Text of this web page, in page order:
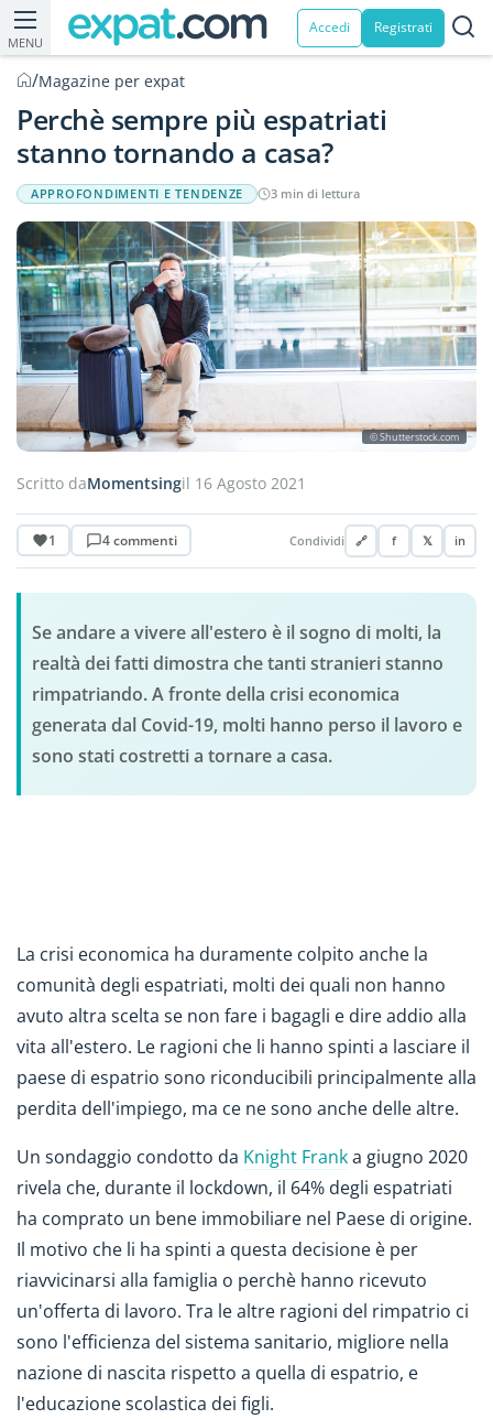
MENU
Accedi Registrati
/Magazine per expat
Perchè sempre più espatriati
stanno tornando a casa?
APPROFONDIMENTI E TENDENZE 3 min di lettura
© Shutterstock.com
Scritto daMomentsingil 16 Agosto 2021
1 4 commenti Condividi 🔗 f 𝕏 in
Se andare a vivere all'estero è il sogno di molti, la
realtà dei fatti dimostra che tanti stranieri stanno
rimpatriando. A fronte della crisi economica
generata dal Covid-19, molti hanno perso il lavoro e
sono stati costretti a tornare a casa.
La crisi economica ha duramente colpito anche la
comunità degli espatriati, molti dei quali non hanno
avuto altra scelta se non fare i bagagli e dire addio alla
vita all'estero. Le ragioni che li hanno spinti a lasciare il
paese di espatrio sono riconducibili principalmente alla
perdita dell'impiego, ma ce ne sono anche delle altre.
Un sondaggio condotto da Knight Franka giugno 2020
rivela che, durante il lockdown, il 64% degli espatriati
ha comprato un bene immobiliare nel Paese di origine.
Il motivo che li ha spinti a questa decisione è per
riavvicinarsi alla famiglia o perchè hanno ricevuto
un'offerta di lavoro. Tra le altre ragioni del rimpatrio ci
sono l'efficienza del sistema sanitario, migliore nella
nazione di nascita rispetto a quella di espatrio, e
l'educazione scolastica dei figli.